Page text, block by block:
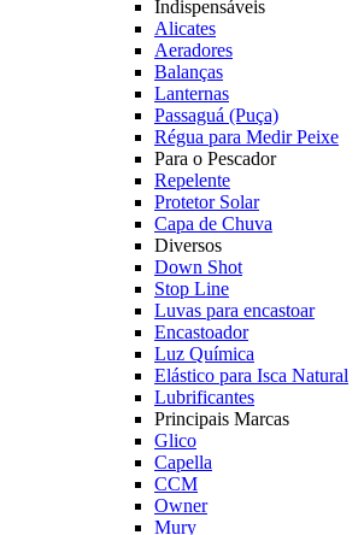
Indispensáveis
Alicates
Aeradores
Balanças
Lanternas
Passaguá (Puça)
Régua para Medir Peixe
Para o Pescador
Repelente
Protetor Solar
Capa de Chuva
Diversos
Down Shot
Stop Line
Luvas para encastoar
Encastoador
Luz Química
Elástico para Isca Natural
Lubrificantes
Principais Marcas
Glico
Capella
CCM
Owner
Mury